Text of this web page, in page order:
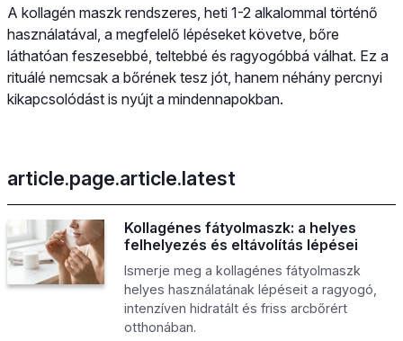
A kollagén maszk rendszeres, heti 1-2 alkalommal történő
használatával, a megfelelő lépéseket követve, bőre
láthatóan feszesebbé, teltebbé és ragyogóbbá válhat. Ez a
rituálé nemcsak a bőrének tesz jót, hanem néhány percnyi
kikapcsolódást is nyújt a mindennapokban.
article.page.article.latest
Kollagénes fátyolmaszk: a helyes
felhelyezés és eltávolítás lépései
Ismerje meg a kollagénes fátyolmaszk
helyes használatának lépéseit a ragyogó,
intenzíven hidratált és friss arcbőrért
otthonában.